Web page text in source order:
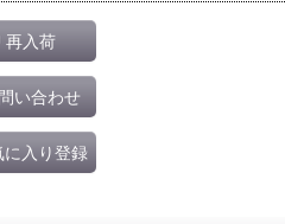
再入荷
い合わせ
に入り登録